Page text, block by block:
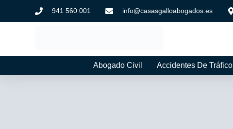
941 560 001 info@casasgalloabogados.es
Abogado Civil Accidentes De Tráfico